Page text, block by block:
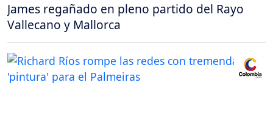
James regañado en pleno partido del Rayo
Vallecano y Mallorca